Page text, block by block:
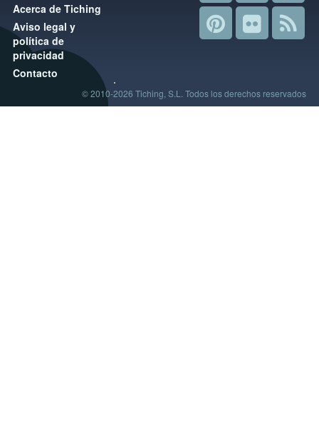
Acerca de Tiching
Aviso legal y
política de
privacidad
Contacto
© 2010-2026 Tiching, S.L. Todos los derechos reservados